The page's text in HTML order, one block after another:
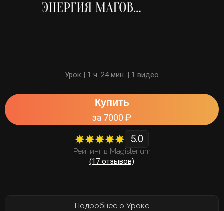
Урок | 1 ч. 24 мин. | 1 видео
5.0
Рейтинг в Magisterium
(17 отзывов)
Купить
за 7000 ₽
Подробнее о Уроке